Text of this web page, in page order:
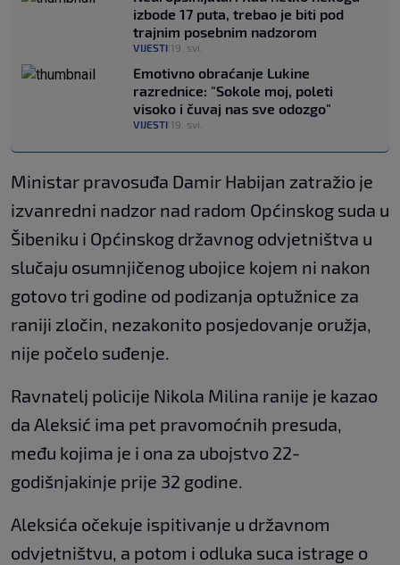
izbode 17 puta, trebao je biti pod
trajnim posebnim nadzorom
VIJESTI 19. svi.
Emotivno obraćanje Lukine
razrednice: "Sokole moj, poleti
visoko i čuvaj nas sve odozgo"
VIJESTI 19. svi.
Ministar pravosuđa Damir Habijan zatražio je
izvanredni nadzor nad radom Općinskog suda u
Šibeniku i Općinskog državnog odvjetništva u
slučaju osumnjičenog ubojice kojem ni nakon
gotovo tri godine od podizanja optužnice za
raniji zločin, nezakonito posjedovanje oružja,
nije počelo suđenje.
Ravnatelj policije Nikola Milina ranije je kazao
da Aleksić ima pet pravomoćnih presuda,
među kojima je i ona za ubojstvo 22-
godišnjakinje prije 32 godine.
Aleksića očekuje ispitivanje u državnom
odvjetništvu, a potom i odluka suca istrage o